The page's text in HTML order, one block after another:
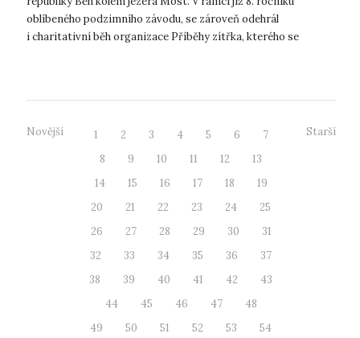
oblíbeného podzimního závodu, se zároveň odehrál
i charitativní běh organizace Příběhy zítřka, kterého se
Novější 1 2 3 4 5 6
7
8
9 10 11 12
13
14
15 16 17 18
19
20
21 22 23 24
25
26
27 28 29 30
31
32
33 34 35 36
37
38
39 40 41 42
43
44
45 46 47
48
49
50 51 52 53
54
Starší